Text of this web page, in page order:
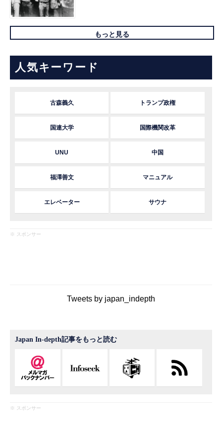
もっと見る
人気キーワード
古森義久 トランプ政権
国連大学 国際機関改革
UNU 中国
福澤善文 マニュアル
エレベーター サウナ
※ スポンサー
Tweets by japan_indepth
Japan In-depth記事をもっと読む
※ スポンサー